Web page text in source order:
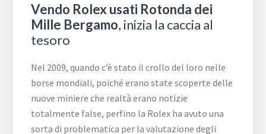
Vendo Rolex usati Rotonda dei
Mille Bergamo, inizia la caccia al
tesoro
Nel 2009, quando c’è stato il crollo del loro nelle
borse mondiali, poiché erano state scoperte delle
nuove miniere che realtà erano notizie
totalmente false, perfino la Rolex ha avuto una
sorta di problematica per la valutazione degli